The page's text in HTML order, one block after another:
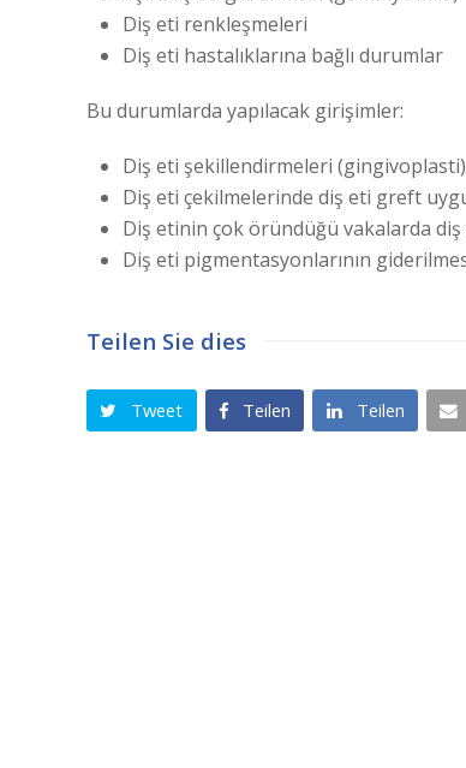
Diş eti renkleşmeleri
Diş eti hastalıklarına bağlı durumlar
Bu durumlarda yapılacak girişimler:
Diş eti şekillendirmeleri (gingivoplasti)
Diş eti çekilmelerinde diş eti greft
Diş etinin çok öründüğü vakalarda
Diş eti pigmentasyonlarının
Teilen Sie dies
Tweet Teilen Teilen